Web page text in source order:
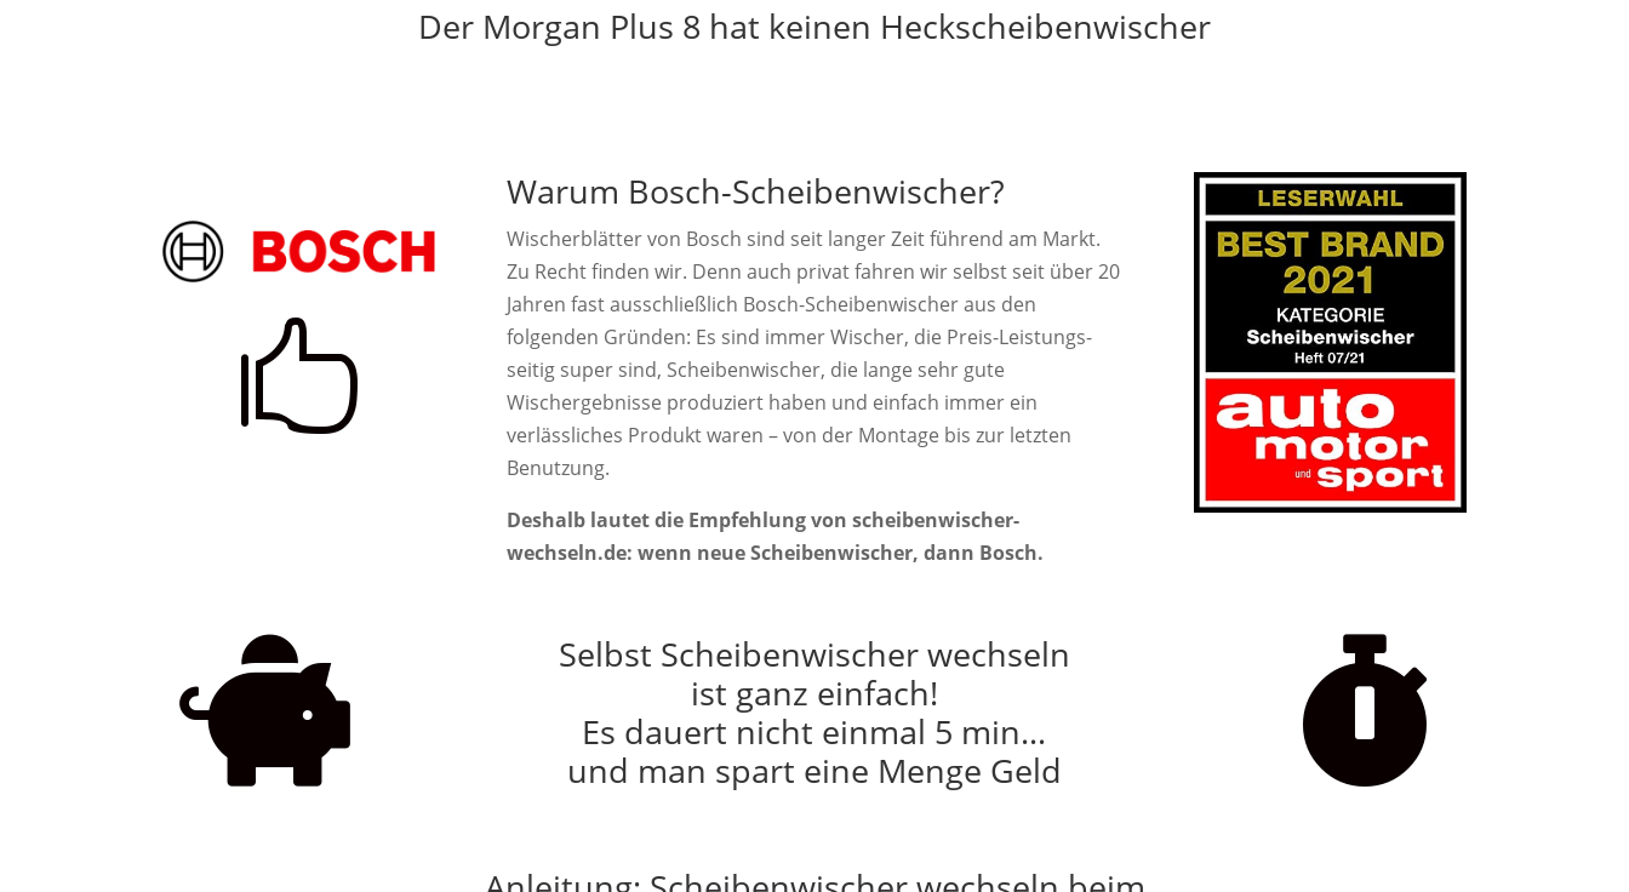
Der Morgan Plus 8 hat keinen Heckscheibenwischer

Warum Bosch-Scheibenwischer?
Wischerblätter von Bosch sind seit langer Zeit führend am Markt.
Zu Recht finden wir. Denn auch privat fahren wir selbst seit über 20
Jahren fast ausschließlich Bosch-Scheibenwischer aus den
folgenden Gründen: Es sind immer Wischer, die Preis-Leistungs-
seitig super sind, Scheibenwischer, die lange sehr gute
Wischergebnisse produziert haben und einfach immer ein
verlässliches Produkt waren – von der Montage bis zur letzten
Benutzung.
Deshalb lautet die Empfehlung von scheibenwischer-
wechseln.de: wenn neue Scheibenwischer, dann Bosch.

Selbst Scheibenwischer wechseln
ist ganz einfach!
Es dauert nicht einmal 5 min…
und man spart eine Menge Geld
